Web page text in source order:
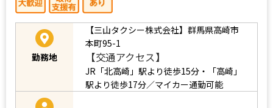
勤務地
【三山タクシー株式会社】群馬県高崎市
本町95-1
【交通アクセス】
JR「北高崎」駅より徒歩15分・「高崎」
駅より徒歩17分／マイカー通勤可能